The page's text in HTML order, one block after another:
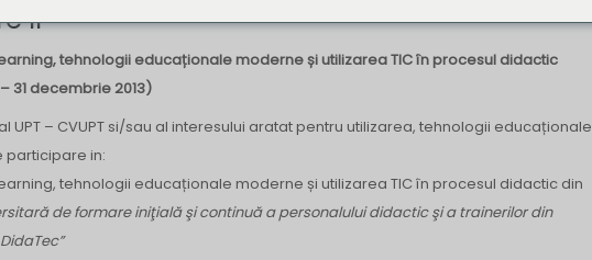
II
tehnologii educaționale moderne și utilizarea TIC în procesul didactic
31 decembrie 2013)
UPT – CVUPT si/sau al interesului aratat pentru utilizarea, tehnologii educaționale
in:
tehnologii educaționale moderne și utilizarea TIC în procesul didactic din
de formare iniţială şi continuă a personalului didactic şi a trainerilor din